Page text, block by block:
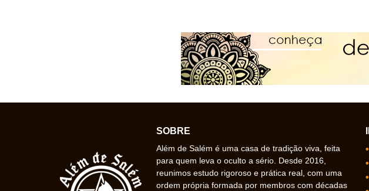
SOBRE
Além de Salém é uma casa de tradição viva, feita
para quem leva o oculto a sério. Desde 2016,
reunimos estudo rigoroso e prática real, com uma
ordem própria formada por membros com décadas